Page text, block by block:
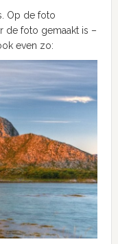
Op de foto
de foto gemaakt is –
even zo: